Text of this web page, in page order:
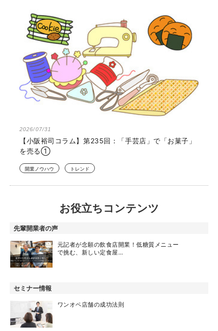
2026/07/31
【小阪裕司コラム】第235回：「手芸店」で「お菓子」
を売る①
開業ノウハウ トレンド
お役立ちコンテンツ
先輩開業者の声
元記者が念願の飲食店開業！低糖質メニュー
で挑む、新しい定食屋…
セミナー情報
ワンオペ店舗の成功法則